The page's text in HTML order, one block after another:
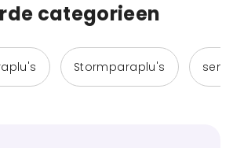
categorieen
Stormparaplu's